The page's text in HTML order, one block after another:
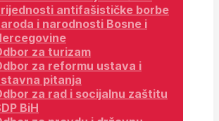
antifašističke borbe
i narodnosti Bosne i
za turizam
za reformu ustava i
pitanja
za rad i socijalnu zaštitu
BiH